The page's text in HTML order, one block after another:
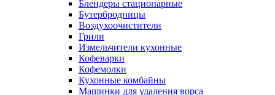
Блендеры стационарные
Бутербродницы
Воздухоочистители
Грили
Измельчители кухонные
Кофеварки
Кофемолки
Кухонные комбайны
Машинки для удаления ворса